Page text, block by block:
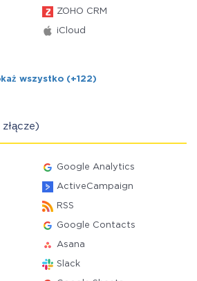
ZOHO CRM
iCloud
wszystko (+122)
Google Analytics
ActiveCampaign
RSS
Google Contacts
Asana
Slack